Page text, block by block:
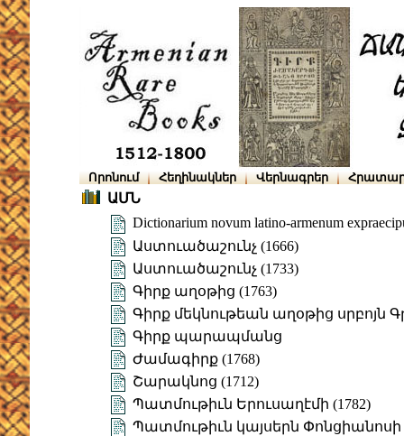
Որոնում Հեղինակներ Վերնագրեր
ԱՄՆ
Dictionarium novum latino-armenum
Աստուածաշունչ (1666)
Աստուածաշունչ (1733)
Գիրք աղօթից (1763)
Գիրք մեկնութեան աղօթից սրբոյն
Գիրք պարապմանց
Ժամագիրք (1768)
Շարակնոց (1712)
Պատմութիւն Երուսաղէմի (1782)
Պատմութիւն կայսերն Փոնցիանոսի